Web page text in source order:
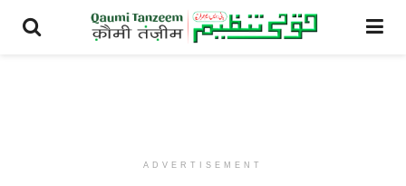
ADVERTISEMENT